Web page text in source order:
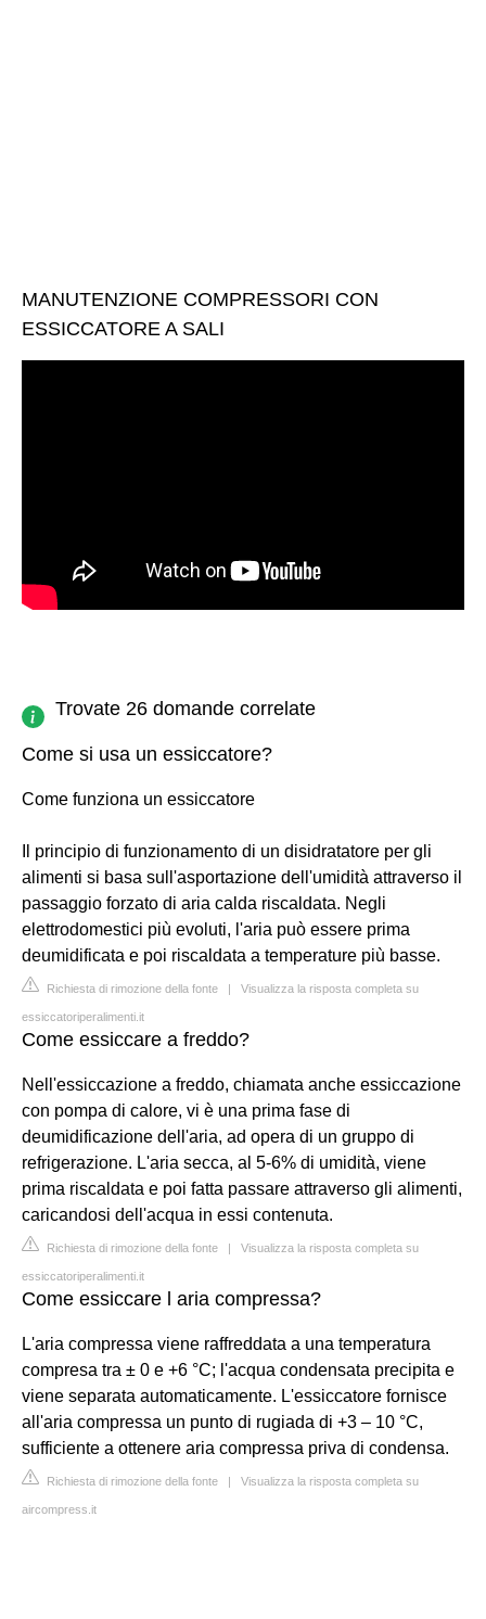
MANUTENZIONE COMPRESSORI CON
ESSICCATORE A SALI
Trovate 26 domande correlate
Come si usa un essiccatore?
Come funziona un essiccatore
Il principio di funzionamento di un disidratatore per gli
alimenti si basa sull'asportazione dell'umidità attraverso il
passaggio forzato di aria calda riscaldata. Negli
elettrodomestici più evoluti, l'aria può essere prima
deumidificata e poi riscaldata a temperature più basse.
Richiesta di rimozione della fonte | Visualizza la risposta completa su
essiccatoriperalimenti.it
Come essiccare a freddo?
Nell'essiccazione a freddo, chiamata anche essiccazione
con pompa di calore, vi è una prima fase di
deumidificazione dell'aria, ad opera di un gruppo di
refrigerazione. L'aria secca, al 5-6% di umidità, viene
prima riscaldata e poi fatta passare attraverso gli alimenti,
caricandosi dell'acqua in essi contenuta.
Richiesta di rimozione della fonte | Visualizza la risposta completa su
essiccatoriperalimenti.it
Come essiccare l aria compressa?
L'aria compressa viene raffreddata a una temperatura
compresa tra ± 0 e +6 °C; l'acqua condensata precipita e
viene separata automaticamente. L'essiccatore fornisce
all'aria compressa un punto di rugiada di +3 – 10 °C,
sufficiente a ottenere aria compressa priva di condensa.
Richiesta di rimozione della fonte | Visualizza la risposta completa su
aircompress.it